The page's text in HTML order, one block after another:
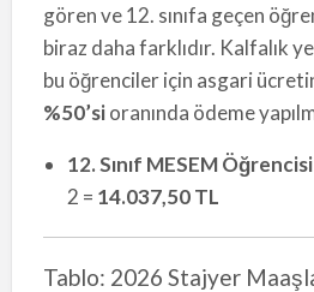
gören ve 12. sınıfa geçen
biraz daha farklıdır. Kalfalık
bu öğrenciler için asgari
%50’sioranında ödeme
12. Sınıf MESEM Öğrencisi
2 = 14.037,50 TL
Tablo: 2026 Stajyer